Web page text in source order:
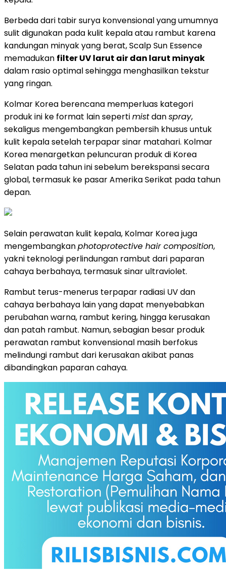
Berbeda dari tabir surya konvensional yang umumnya
sulit digunakan pada kulit kepala atau rambut karena
kandungan minyak yang berat, Scalp Sun Essence
memadukan filter UV larut air dan larut minyak
dalam rasio optimal sehingga menghasilkan tekstur
yang ringan.
Kolmar Korea berencana memperluas kategori
produk ini ke format lain sepertimistdanspray,
sekaligus mengembangkan pembersih khusus untuk
kulit kepala setelah terpapar sinar matahari. Kolmar
Korea menargetkan peluncuran produk di Korea
Selatan pada tahun ini sebelum berekspansi secara
global, termasuk ke pasar Amerika Serikat pada tahun
depan.
Selain perawatan kulit kepala, Kolmar Korea juga
mengembangkanphotoprotective hair composition,
yakni teknologi perlindungan rambut dari paparan
cahaya berbahaya, termasuk sinar ultraviolet.
Rambut terus-menerus terpapar radiasi UV dan
cahaya berbahaya lain yang dapat menyebabkan
perubahan warna, rambut kering, hingga kerusakan
dan patah rambut. Namun, sebagian besar produk
perawatan rambut konvensional masih berfokus
melindungi rambut dari kerusakan akibat panas
dibandingkan paparan cahaya.